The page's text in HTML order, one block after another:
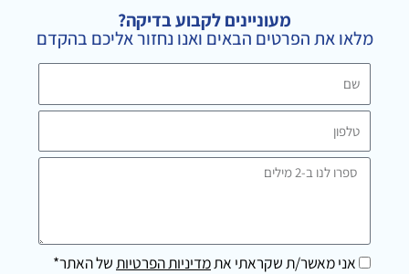
o
o
k
e
g
r
a
מעוניינים לקבוע בדיקה?
מלאו את הפרטים הבאים ואנו נחזור אליכם בהקדם
טלפון
ספרו
מילים
אני מאשר/ת שקראתי אתמדיניות הפרטיותשל האתר*